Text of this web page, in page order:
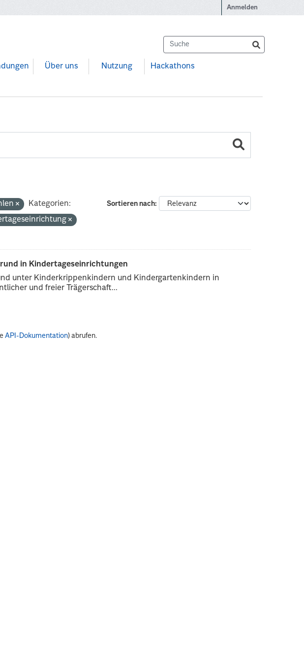
Anmelden
Über uns Nutzung Hackathons
Sortieren nach
Kategorien:
in Kindertageseinrichtungen
unter Kinderkrippenkindern und Kindergartenkindern in
und freier Trägerschaft...
API-Dokumentation) abrufen.